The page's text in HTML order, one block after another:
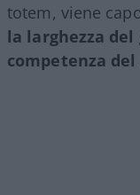
totem, viene
la larghezza
competenza